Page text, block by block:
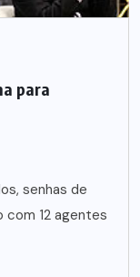
para
senhas de
12 agentes